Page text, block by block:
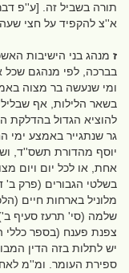
תורה בשביל זה. [ע''פ
א''צ להקפיד על חצי
ז מנהג בני הישיבות
בברכה, לפי מנהגם שכל
ומי שנעשה בר מצוה
בשאר הלילות, אף
להוציא הגדול בהדלקת
גר שנתגייר באמצע ימי
יוסף מהדורת תשס''ד,
אחת, או לכל יום ויום
בשלטי הגבורים (פרק ב'
מלוניל בארחות חיים
שלמה (סי' תרעז סעיף
צפנת פענח (בספר כללי
יש לתלות בזה הדין
ספירת העומר. ומ''מ